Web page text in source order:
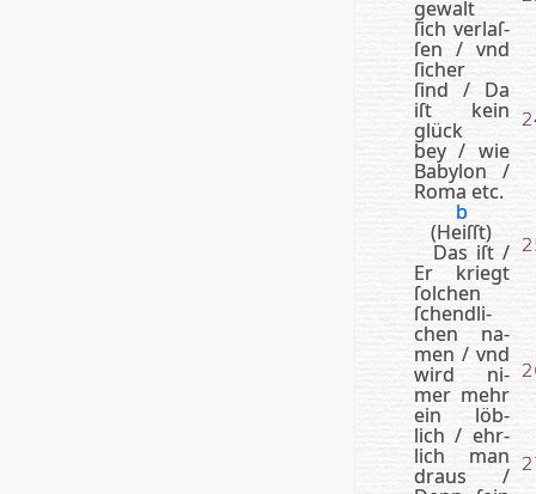
ge­walt
ſich ve­rlaſ­
ſen / vnd
ſi­ch­er
ſind / Da
iſt kein
glück
bey / wie
Ba­by­lon /
Ro­ma etc.
b
(Heiſſt)
Das iſt /
Er kriegt
ſol­chen
ſchend­li­
chen na­
men / vnd
wird ni­
mer mehr
ein löb­
lich / ehr­
lich man
draus /